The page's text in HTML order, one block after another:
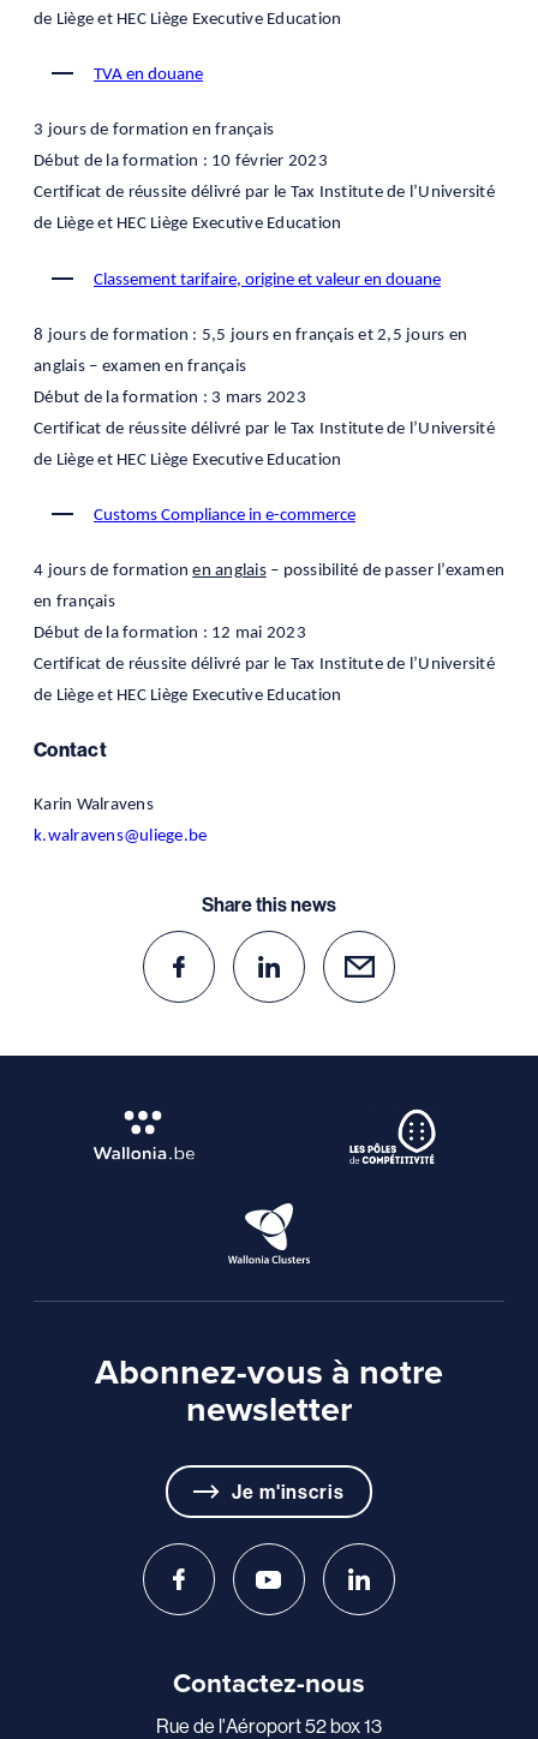
de Liège et HEC Liège Executive Education
TVA en douane
3 jours de formation en français
Début de la formation : 10 février 2023
Certificat de réussite délivré par le Tax Institute de l’Université
de Liège et HEC Liège Executive Education
Classement tarifaire, origine et valeur en douane
8 jours de formation : 5,5 jours en français et 2,5 jours en
anglais – examen en français
Début de la formation : 3 mars 2023
Certificat de réussite délivré par le Tax Institute de l’Université
de Liège et HEC Liège Executive Education
Customs Compliance in e-commerce
4 jours de formationen anglais– possibilité de passer l’examen
en français
Début de la formation : 12 mai 2023
Certificat de réussite délivré par le Tax Institute de l’Université
de Liège et HEC Liège Executive Education
Contact
Karin Walravens
k.walravens@uliege.be
Share this news
Abonnez-vous à notre
newsletter
Je m'inscris
Contactez-nous
Rue de l'Aéroport 52 box 13